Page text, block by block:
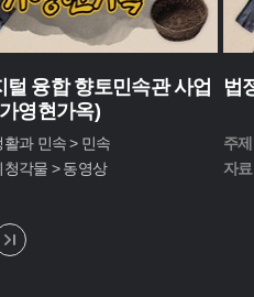
털 융합 향토민속관 사업
영현가옥)
활과 민속 > 민속
청각물 > 동영상
법
주
자